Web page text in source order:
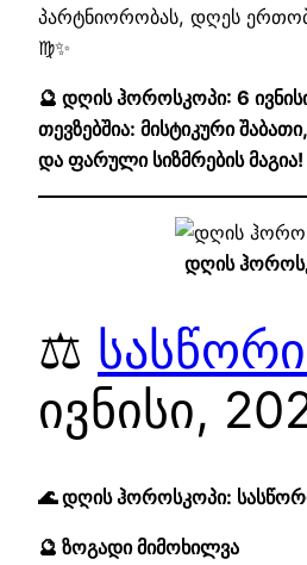
პარტნიორობას, დღეს
♍✨
🔮 დღის ჰოროსკოპი: 6
თევზებშია: მისტიკური
და ფარული სიზმრების მაგია!
დღის
⚖️ სასწორი
ივნისი,
🌊 დღის ჰოროსკოპი:
🔮 ზოგადი მიმოხილვა